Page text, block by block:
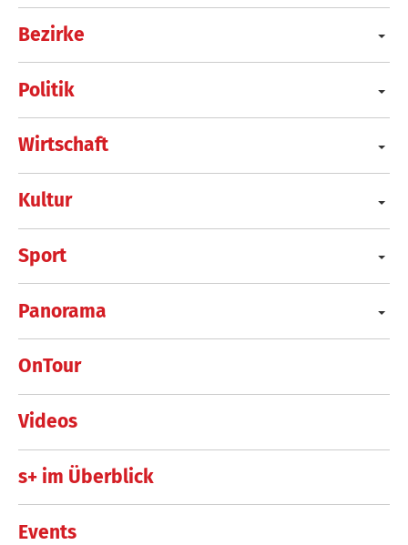
Bezirke
Politik
Wirtschaft
Kultur
Sport
Panorama
OnTour
Videos
s+ im Überblick
Events